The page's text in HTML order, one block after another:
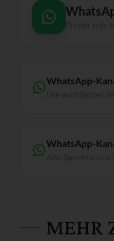
WhatsApp-
WhatsApp-
MEHR